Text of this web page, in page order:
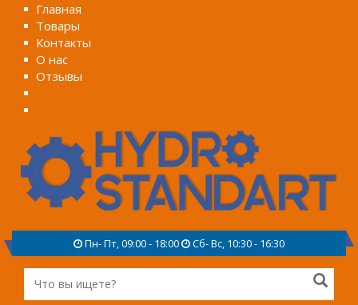
Главная
Товары
Контакты
О нас
Отзывы
Пн- Пт, 09:00 - 18:00 Сб- Вс, 10:30 - 16:30